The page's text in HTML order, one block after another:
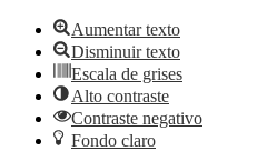
Aumentar texto
Disminuir texto
Escala de grises
Alto contraste
Contraste negativo
Fondo claro